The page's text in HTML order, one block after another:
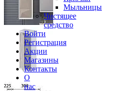
Мыльницы
Чистящее
средство
Войти
Регистрация
Акции
Магазины
Контакты
О
нас